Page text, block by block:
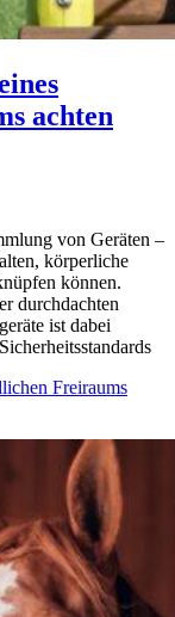
achten
von Geräten –
körperliche
können.
durchdachten
ist dabei
Freiraums